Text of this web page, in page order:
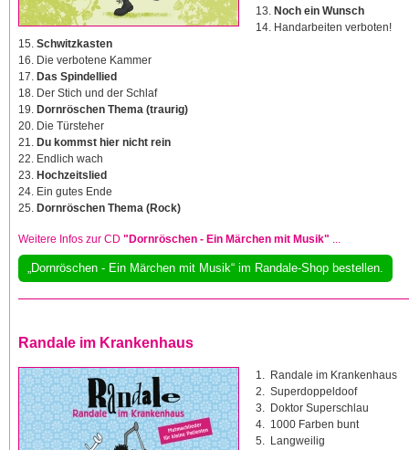
13. Noch ein Wunsch
14. Handarbeiten verboten!
15. Schwitzkasten
16. Die verbotene Kammer
17. Das Spindellied
18. Der Stich und der Schlaf
19. Dornröschen Thema (traurig)
20. Die Türsteher
21. Du kommst hier nicht rein
22. Endlich wach
23. Hochzeitslied
24. Ein gutes Ende
25. Dornröschen Thema (Rock)
Weitere Infos zur CD "Dornröschen - Ein Märchen mit Musik" ...
„Dornröschen - Ein Märchen mit Musik“ im Randale-Shop bestellen.
Randale im Krankenhaus
1. Randale im Krankenhaus
2. Superdoppeldoof
3. Doktor Superschlau
4. 1000 Farben bunt
5. Langweilig